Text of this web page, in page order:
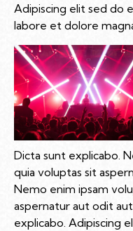
Adipiscing elit sed do
labore et dolore
Dicta sunt explicabo.
quia voluptas sit
Nemo enim ipsam
aspernatur aut odit
explicabo. Adipiscing